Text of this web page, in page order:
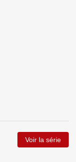
Voir la série